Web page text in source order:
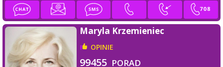
Maryla Krzemieniec
OPINIE
99455 PORAD